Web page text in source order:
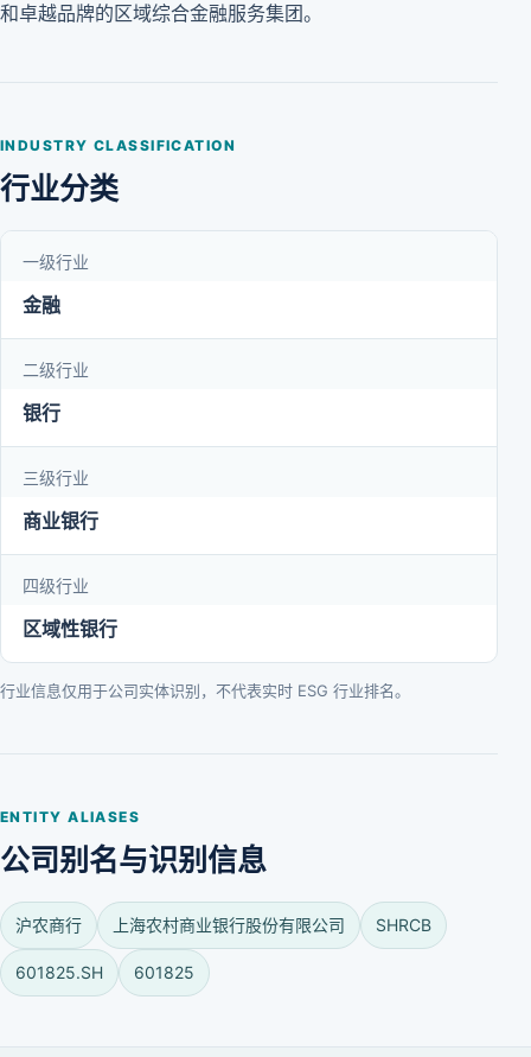
和卓越品牌的区域综合金融服务集团。
INDUSTRY CLASSIFICATION
行业分类
一级行业
金融
二级行业
银行
三级行业
商业银行
四级行业
区域性银行
行业信息仅用于公司实体识别，不代表实时 ESG 行业排名。
ENTITY ALIASES
公司别名与识别信息
沪农商行 上海农村商业银行股份有限公司 SHRCB
601825.SH 601825